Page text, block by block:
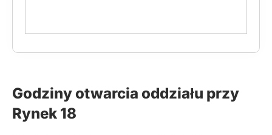
Godziny otwarcia oddziału przy
Rynek 18